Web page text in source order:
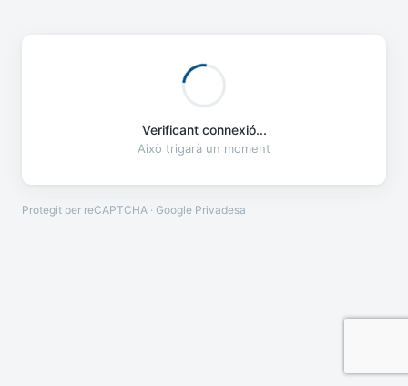
Verificant connexió...
Això trigarà un moment
Protegit per reCAPTCHA · Google Privadesa